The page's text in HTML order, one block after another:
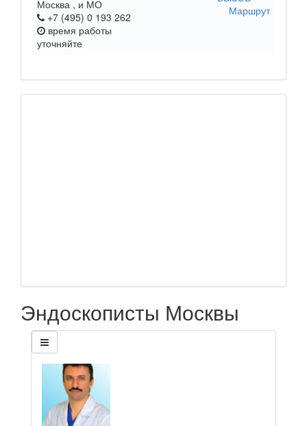
Москва , и МО
+7 (495) 0 193 262
время работы
уточняйте
Маршрут
Эндоскописты Москвы